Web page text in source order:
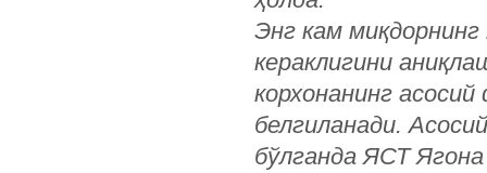
Энг кам
кераклигини
корхонанинг
белгиланади.
бўлганда ЯСТ